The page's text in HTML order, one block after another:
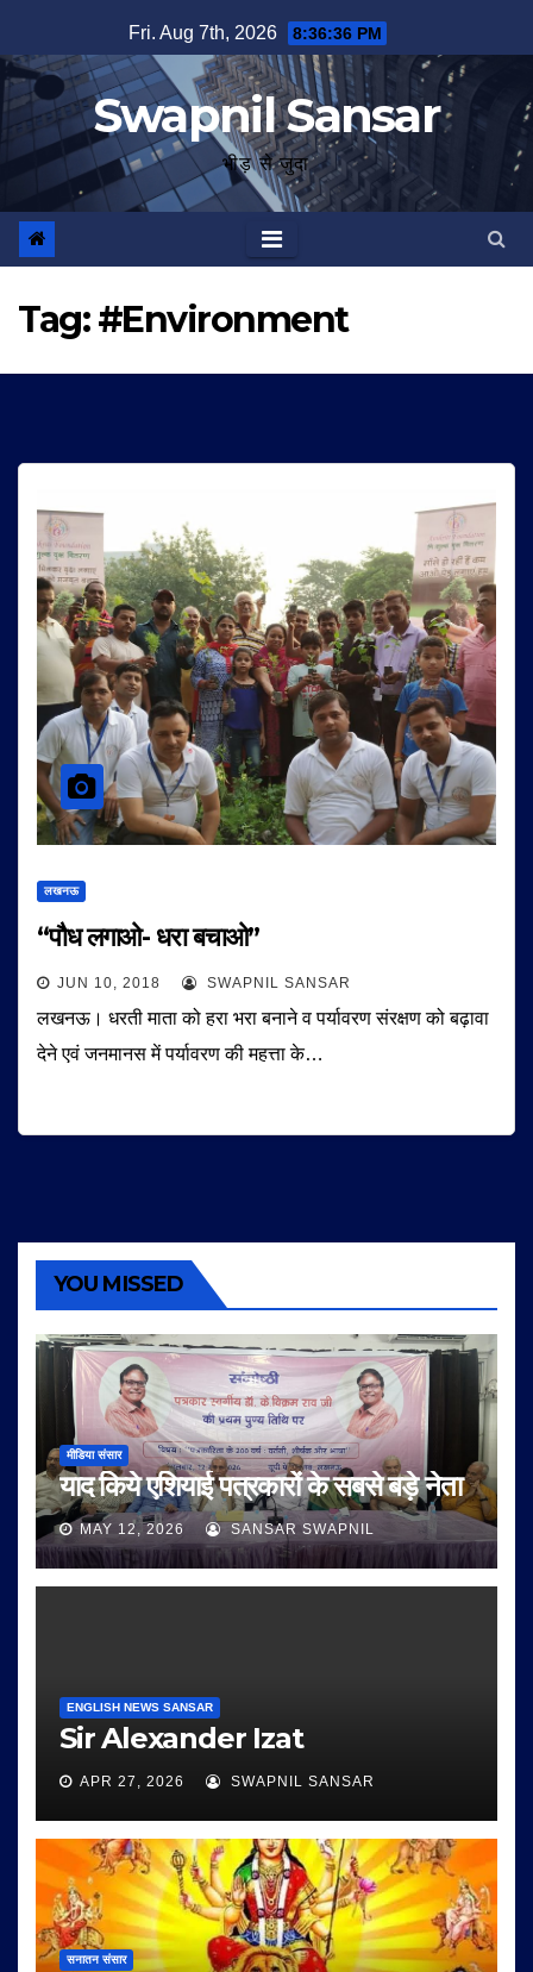
to
content
Fri. Aug 7th, 2026 8:36:37 PM
Swapnil Sansar
भीड़ से जुदा
Tag:#Environment
लखनऊ
“पौध लगाओ- धरा बचाओ”
JUN 10, 2018 SWAPNIL SANSAR
लखनऊ। धरती माता को हरा भरा बनाने व पर्यावरण संरक्षण को बढ़ावा
देने एवं जनमानस में पर्यावरण की महत्ता के…
YOU MISSED
मीडिया संसार
याद किये एशियाई पत्रकारों के सबसे बड़े नेता
MAY 12, 2026 SANSAR SWAPNIL
ENGLISH NEWS SANSAR
Sir Alexander Izat
APR 27, 2026 SWAPNIL SANSAR
सनातन संसार